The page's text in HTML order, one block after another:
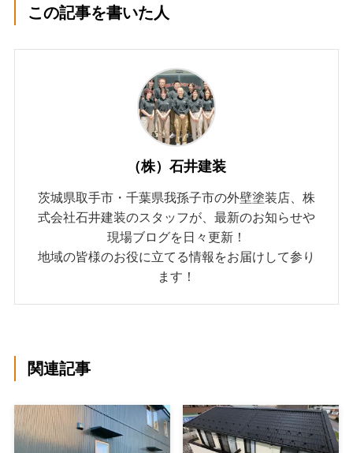
この記事を書いた人
（株）石井建装
茨城県取手市・千葉県我孫子市の外壁塗装店、株
式会社石井建装のスタッフが、最新のお知らせや
現場ブログを日々更新！
地域の皆様のお役に立てる情報をお届けして参り
ます！
関連記事